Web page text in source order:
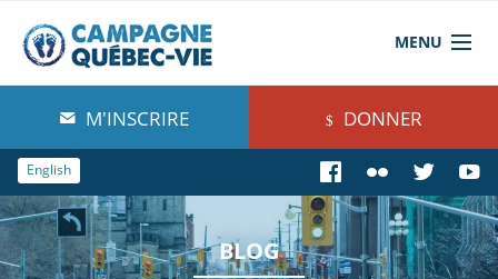
MENU
À propos de nous
Blog
Comprendre
Agir
M'INSCRIRE DONNER
English
BLOG